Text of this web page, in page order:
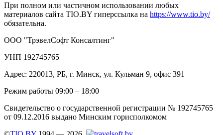
При полном или частичном использовании любых
материалов сайта TIO.BY гиперссылка на https://www.tio.by/
обязательна.
ООО "ТрэвелСофт Консалтинг"
УНП 192745765
Адрес: 220013, РБ, г. Минск, ул. Кульман 9, офис 391
Режим работы 09:00 – 18:00
Свидетельство о государственной регистрации № 192745765
от 09.12.2016 выдано Минским горисполкомом